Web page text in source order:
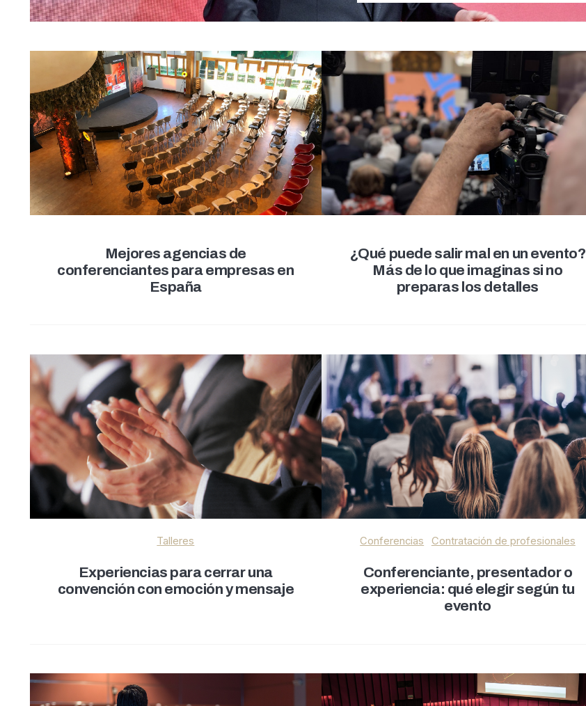
Mejores agencias de
conferenciantes para empresas en
España
¿Qué puede salir mal en un evento?
Más de lo que imaginas si no
preparas los detalles
Talleres
Experiencias para cerrar una
convención con emoción y mensaje
Conferencias Contratación de profesionales
Conferenciante, presentador o
experiencia: qué elegir según tu
evento